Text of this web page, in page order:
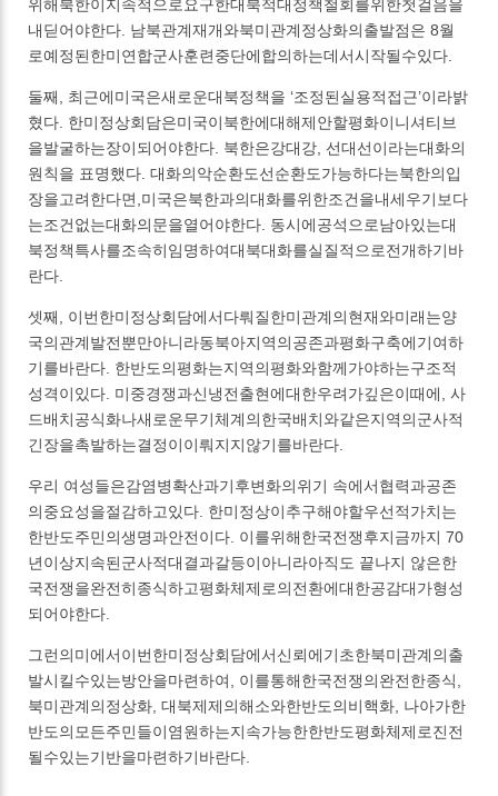
위해북한이지속적으로요구한대북적대정책철회를위한첫걸음을
내딛어야한다. 남북관계재개와북미관계정상화의출발점은 8월
로예정된한미연합군사훈련중단에합의하는데서시작될수있다.
둘째, 최근에미국은새로운대북정책을 ‘조정된실용적접근’이라밝
혔다. 한미정상회담은미국이북한에대해제안할평화이니셔티브
을발굴하는장이되어야한다. 북한은강대강, 선대선이라는대화의
원칙을 표명했다. 대화의악순환도선순환도가능하다는북한의입
장을고려한다면,미국은북한과의대화를위한조건을내세우기보다
는조건없는대화의문을열어야한다. 동시에공석으로남아있는대
북정책특사를조속히임명하여대북대화를실질적으로전개하기바
란다.
셋째, 이번한미정상회담에서다뤄질한미관계의현재와미래는양
국의관계발전뿐만아니라동북아지역의공존과평화구축에기여하
기를바란다. 한반도의평화는지역의평화와함께가야하는구조적
성격이있다. 미중경쟁과신냉전출현에대한우려가깊은이때에, 사
드배치공식화나새로운무기체계의한국배치와같은지역의군사적
긴장을촉발하는결정이이뤄지지않기를바란다.
우리 여성들은감염병확산과기후변화의위기 속에서협력과공존
의중요성을절감하고있다. 한미정상이추구해야할우선적가치는
한반도주민의생명과안전이다. 이를위해한국전쟁후지금까지 70
년이상지속된군사적대결과갈등이아니라아직도 끝나지 않은한
국전쟁을완전히종식하고평화체제로의전환에대한공감대가형성
되어야한다.
그런의미에서이번한미정상회담에서신뢰에기초한북미관계의출
발시킬수있는방안을마련하여, 이를통해한국전쟁의완전한종식,
북미관계의정상화, 대북제제의해소와한반도의비핵화, 나아가한
반도의모든주민들이염원하는지속가능한한반도평화체제로진전
될수있는기반을마련하기바란다.